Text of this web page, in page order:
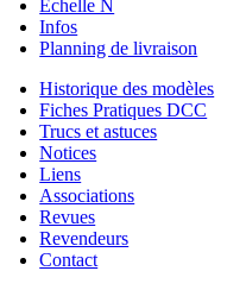
Echelle N
Infos
Planning de livraison
Historique des modèles
Fiches Pratiques DCC
Trucs et astuces
Notices
Liens
Associations
Revues
Revendeurs
Contact